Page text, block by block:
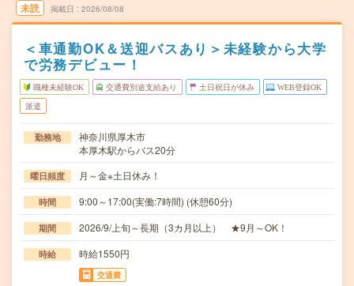
未読 掲載日 2026/08/08
＜車通勤OK＆送迎バスあり＞未経験から大学
で労務デビュー！
職種未経験OK 交通費別途支給あり 土日祝日が休み WEB登録OK
派遣
勤務地
神奈川県厚木市
本厚木駅からバス20分
曜日頻度 月～金※土日休み！
時間 9:00～17:00(実働:7時間) (休憩60分)
期間 2026/9/上旬～長期（3カ月以上） ★9月～OK！
時給 時給1550円
交通費